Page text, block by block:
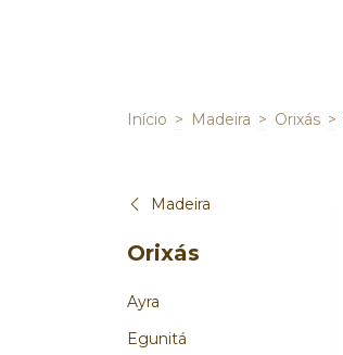
Início > Madeira > Orixás >
Madeira
Orixás
Ayra
Egunitá